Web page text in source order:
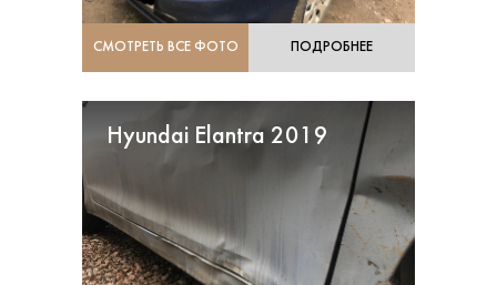
СМОТРЕТЬ ВСЕ ФОТО ПОДРОБНЕЕ
Hyundai Elantra 2019